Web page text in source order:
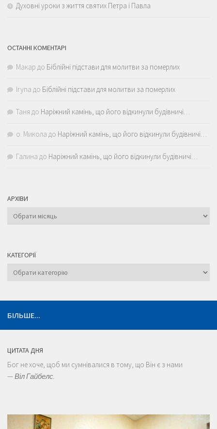
Духовні уроки з життя святих Петра і Павла
ОСТАННІ КОМЕНТАРІ
Макар до Біблійні підстави для молитви за померлих
Iryna до Біблійні підстави для молитви за померлих
Таня до Наріжний камінь, що його відкинули будівничі…
о. Микола до Наріжний камінь, що його відкинули будівничі…
Галина до Наріжний камінь, що його відкинули будівничі…
АРХІВИ
Архіви
КАТЕГОРІЇ
Категорії
БІЛЬШЕ...
ЦИТАТА ДНЯ
Бог не хоче, щоб ми сумнівалися в тому, що Він є з нами
—Віл Гайбелс.